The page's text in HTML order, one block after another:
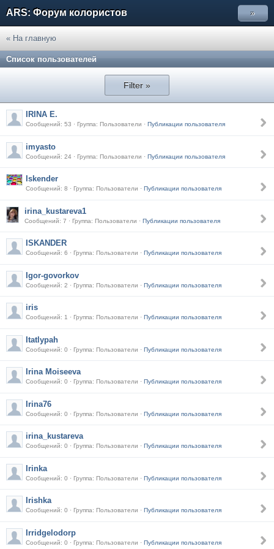
ARS: Форум колористов »
« На главную
Список пользователей
Filter »
IRINA E.
Сообщений: 53 · Группа: Пользователи · Публикации пользователя
imyasto
Сообщений: 24 · Группа: Пользователи · Публикации пользователя
Iskender
Сообщений: 8 · Группа: Пользователи · Публикации пользователя
irina_kustareva1
Сообщений: 7 · Группа: Пользователи · Публикации пользователя
ISKANDER
Сообщений: 6 · Группа: Пользователи · Публикации пользователя
Igor-govorkov
Сообщений: 2 · Группа: Пользователи · Публикации пользователя
iris
Сообщений: 1 · Группа: Пользователи · Публикации пользователя
Itatlypah
Сообщений: 0 · Группа: Пользователи · Публикации пользователя
Irina Moiseeva
Сообщений: 0 · Группа: Пользователи · Публикации пользователя
Irina76
Сообщений: 0 · Группа: Пользователи · Публикации пользователя
irina_kustareva
Сообщений: 0 · Группа: Пользователи · Публикации пользователя
Irinka
Сообщений: 0 · Группа: Пользователи · Публикации пользователя
Irishka
Сообщений: 0 · Группа: Пользователи · Публикации пользователя
Irridgelodorp
Сообщений: 0 · Группа: Пользователи · Публикации пользователя